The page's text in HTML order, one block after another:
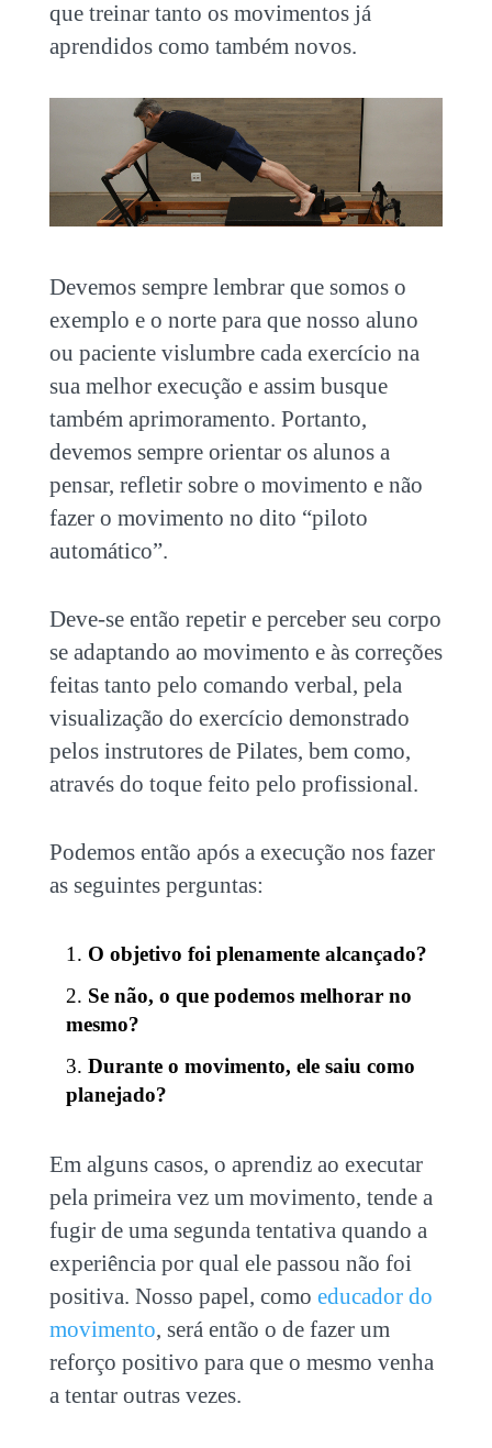
que treinar tanto os movimentos já
aprendidos como também novos.
Devemos sempre lembrar que somos o
exemplo e o norte para que nosso aluno
ou paciente vislumbre cada exercício na
sua melhor execução e assim busque
também aprimoramento. Portanto,
devemos sempre orientar os alunos a
pensar, refletir sobre o movimento e não
fazer o movimento no dito “piloto
automático”.
Deve-se então repetir e perceber seu corpo
se adaptando ao movimento e às correções
feitas tanto pelo comando verbal, pela
visualização do exercício demonstrado
pelos instrutores de Pilates, bem como,
através do toque feito pelo profissional.
Podemos então após a execução nos fazer
as seguintes perguntas:
O objetivo foi plenamente alcançado?
Se não, o que podemos melhorar no
mesmo?
Durante o movimento, ele saiu como
planejado?
Em alguns casos, o aprendiz ao executar
pela primeira vez um movimento, tende a
fugir de uma segunda tentativa quando a
experiência por qual ele passou não foi
positiva. Nosso papel, como educador do
movimento, será então o de fazer um
reforço positivo para que o mesmo venha
a tentar outras vezes.